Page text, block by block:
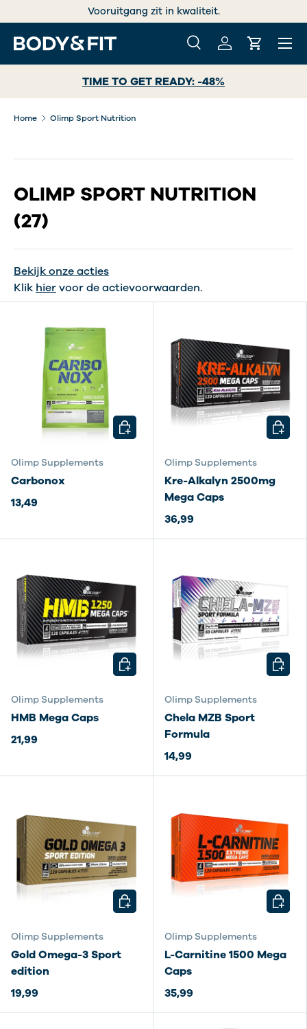
GA NAAR INHOUD
Vooruitgang zit in kwaliteit.
Zoeken
ZoekenInloggen
Menu
TIME TO GET READY: -48%
Home Olimp Sport Nutrition
OLIMP SPORT NUTRITION
(27)
Bekijk onze acties
Klik hiervoor de actievoorwaarden.
Olimp Supplements
Carbonox
13,49
KIES MOGELIJKHEDEN
Olimp Supplements
Kre-Alkalyn 2500mg
Mega Caps
36,99
KIES
Olimp Supplements
HMB Mega Caps
21,99
KIES MOGELIJKHEDEN
Olimp Supplements
Chela MZB Sport
Formula
14,99
KIES
Olimp Supplements
Gold Omega-3 Sport
edition
19,99
KIES MOGELIJKHEDEN
Olimp Supplements
L-Carnitine 1500 Mega
Caps
35,99
KIES